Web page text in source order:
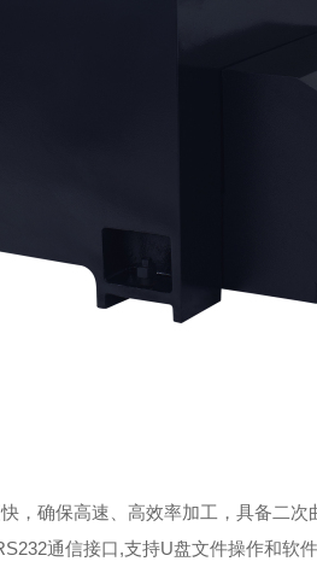
确保高速、高效率加工，具备二次
通信接口,支持U盘文件操作和软